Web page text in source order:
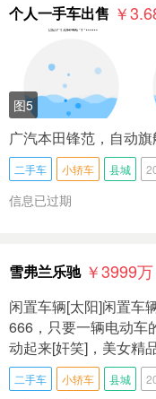
个人一手车出售 ￥
图5
广汽本田锋范，自动
二手车 小轿车 县城
信息已过期
雪弗兰乐驰 ￥3999万
闲置车辆[太阳]闲置车
666，只要一辆电动车
动起来[奸笑]，美女精
二手车 小轿车 县城